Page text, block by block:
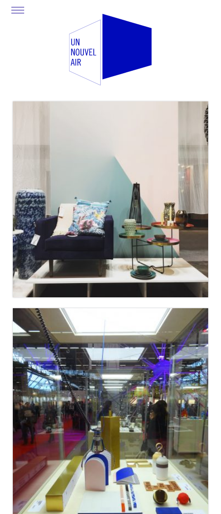
WHAT’S NEW ? JANUARY 2018
MAISON&OBJET
WHAT’S NEW ? JANUARY 2018
MAISON&OBJET OBJET ZONE